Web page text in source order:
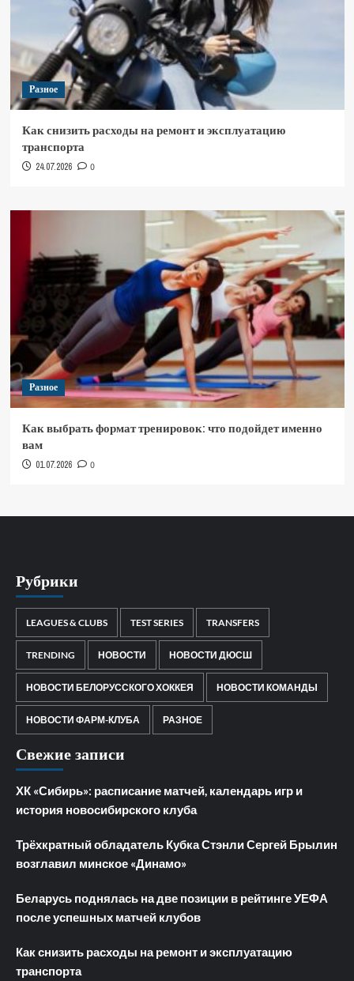
Разное
Как снизить расходы на ремонт и эксплуатацию
транспорта
24.07.2026 0
Разное
Как выбрать формат тренировок: что подойдет именно
вам
01.07.2026 0
Рубрики
LEAGUES & CLUBS TEST SERIES TRANSFERS
TRENDING НОВОСТИ НОВОСТИ ДЮСШ
НОВОСТИ БЕЛОРУССКОГО ХОККЕЯ НОВОСТИ КОМАНДЫ
НОВОСТИ ФАРМ-КЛУБА РАЗНОЕ
Свежие записи
ХК «Сибирь»: расписание матчей, календарь игр и
история новосибирского клуба
Трёхкратный обладатель Кубка Стэнли Сергей Брылин
возглавил минское «Динамо»
Беларусь поднялась на две позиции в рейтинге УЕФА
после успешных матчей клубов
Как снизить расходы на ремонт и эксплуатацию
транспорта